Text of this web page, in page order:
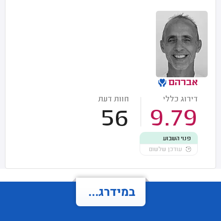
אברהם
דירוג כללי
9.79
חוות דעת
56
פנוי השבוע
עודכן שלשום
במידרג...